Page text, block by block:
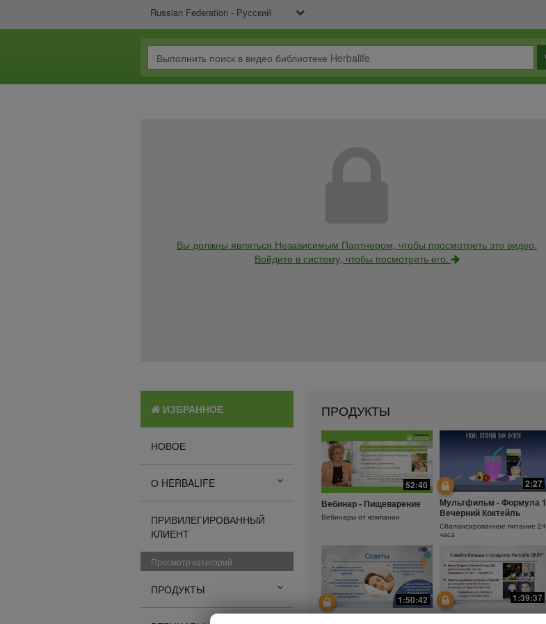
Russian Federation - Русский
Вы должны являться Независимым Партнером, чтобы просмотреть это видео.
Войдите в систему, чтобы посмотреть его.
ИЗБРАННОЕ
НОВОЕ
О HERBALIFE
ПРИВИЛЕГИРОВАННЫЙ
КЛИЕНТ
Просмотр категорий
ПРОДУКТЫ
ПРОДУКТЫ
52:40
Вебинар - Пищеварение
Вебинары от компании
2:27
Мультфильм - Формула 1
Вечерний Коктейль
Сбалансированное питание 24
часа
1:50:42
1:39:37
Почему необходимо